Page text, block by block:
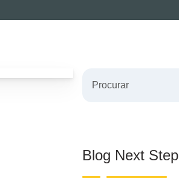
Blog Next Step